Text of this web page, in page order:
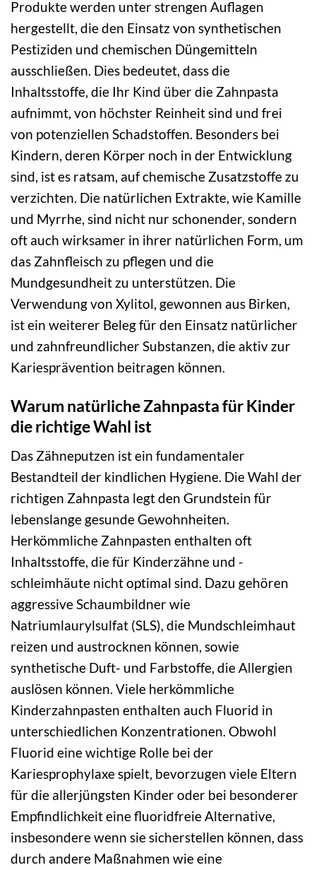
Produkte werden unter strengen Auflagen
hergestellt, die den Einsatz von synthetischen
Pestiziden und chemischen Düngemitteln
ausschließen. Dies bedeutet, dass die
Inhaltsstoffe, die Ihr Kind über die Zahnpasta
aufnimmt, von höchster Reinheit sind und frei
von potenziellen Schadstoffen. Besonders bei
Kindern, deren Körper noch in der Entwicklung
sind, ist es ratsam, auf chemische Zusatzstoffe zu
verzichten. Die natürlichen Extrakte, wie Kamille
und Myrrhe, sind nicht nur schonender, sondern
oft auch wirksamer in ihrer natürlichen Form, um
das Zahnfleisch zu pflegen und die
Mundgesundheit zu unterstützen. Die
Verwendung von Xylitol, gewonnen aus Birken,
ist ein weiterer Beleg für den Einsatz natürlicher
und zahnfreundlicher Substanzen, die aktiv zur
Kariesprävention beitragen können.
Warum natürliche Zahnpasta für Kinder
die richtige Wahl ist
Das Zähneputzen ist ein fundamentaler
Bestandteil der kindlichen Hygiene. Die Wahl der
richtigen Zahnpasta legt den Grundstein für
lebenslange gesunde Gewohnheiten.
Herkömmliche Zahnpasten enthalten oft
Inhaltsstoffe, die für Kinderzähne und -
schleimhäute nicht optimal sind. Dazu gehören
aggressive Schaumbildner wie
Natriumlaurylsulfat (SLS), die Mundschleimhaut
reizen und austrocknen können, sowie
synthetische Duft- und Farbstoffe, die Allergien
auslösen können. Viele herkömmliche
Kinderzahnpasten enthalten auch Fluorid in
unterschiedlichen Konzentrationen. Obwohl
Fluorid eine wichtige Rolle bei der
Kariesprophylaxe spielt, bevorzugen viele Eltern
für die allerjüngsten Kinder oder bei besonderer
Empfindlichkeit eine fluoridfreie Alternative,
insbesondere wenn sie sicherstellen können, dass
durch andere Maßnahmen wie eine